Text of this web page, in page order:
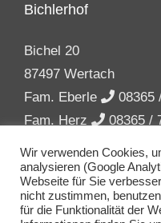
Bichlerhof
Bichel 20
87497 Wertach
Fam. Eberle
08365
Fam. Herz
08365 /
Wir verwenden Cookies,
analysieren (Google
Webseite für Sie
nicht zustimmen,
für die Funktionalität der